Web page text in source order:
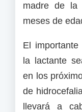
madre de la
meses de
El
la lactante
en los
de
llevará a